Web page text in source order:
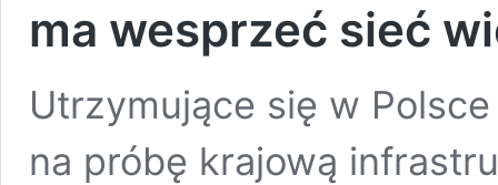
ma wesprzeć sieć
Utrzymujące się w
na próbę krajową